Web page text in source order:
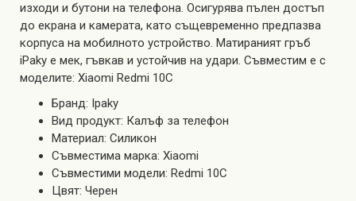
изходи и бутони на телефона. Осигурява пълен достъп
до екрана и камерата, като същевременно предпазва
корпуса на мобилното устройство. Матираният гръб
iPaky е мек, гъвкав и устойчив на удари. Съвместим е с
моделите: Xiaomi Redmi 10C
Бранд: Ipaky
Вид продукт: Калъф за телефон
Материал: Силикон
Съвместима марка: Xiaomi
Съвместими модели: Redmi 10C
Цвят: Черен